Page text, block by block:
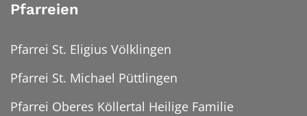
Pfarreien
Pfarrei St. Eligius Völklingen
Pfarrei St. Michael Püttlingen
Pfarrei Oberes Köllertal Heilige Familie